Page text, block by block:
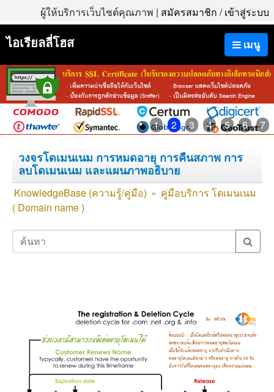
ผู้ให้บริการเว็บไซต์คุณภาพ | สมัครสมาชิก /เข้าสู่ระบบ
เมนู
ไอเรียลลี่โฮส
1 2 3 4 5 6 7
วงจรโดเมนเนม การหมดอายุ การคืนสภาพ การ
ลบโดเมนเนม และแผนภาพอธิบาย
KnowledgeBase (ความรู้/คู่มือ) » คู่มือบริการ โดเมนเนม
( Domain name )